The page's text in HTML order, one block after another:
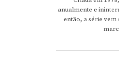
anualmente e
então, a série